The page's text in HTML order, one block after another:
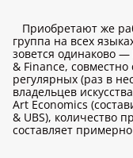
Приобретают же
группа на всех
зовется одинаково
& Finance,
регулярных (раз в
владельцев
Art Economics
& UBS), количество
составляет